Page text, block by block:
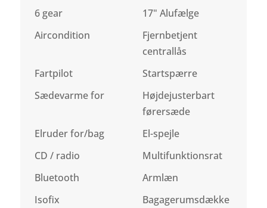
6 gear
17" Alufælge
Aircondition
Fjernbetjent
centrallås
Fartpilot
Startspærre
Sædevarme for
Højdejusterbart
førersæde
Elruder for/bag
El-spejle
CD / radio
Multifunktionsrat
Bluetooth
Armlæn
Isofix
Bagagerumsdække